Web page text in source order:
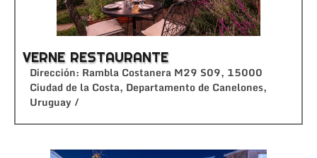
VERNE RESTAURANTE
Dirección: Rambla Costanera M29 S09, 15000
Ciudad de la Costa, Departamento de Canelones,
Uruguay /